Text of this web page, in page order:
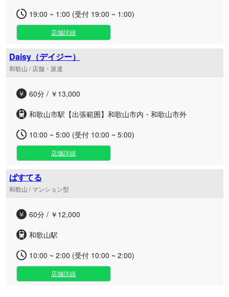
19:00 ~ 1:00 (受付 19:00 ~ 1:00)
店舗詳細
Daisy（デイジー）
和歌山 / 店舗・派遣
60分 / ￥13,000
和歌山市駅【出張範囲】和歌山市内・和歌山市外
10:00 ~ 5:00 (受付 10:00 ~ 5:00)
店舗詳細
ぱすてる
和歌山 / マンション型
60分 / ￥12,000
和歌山駅
10:00 ~ 2:00 (受付 10:00 ~ 2:00)
店舗詳細